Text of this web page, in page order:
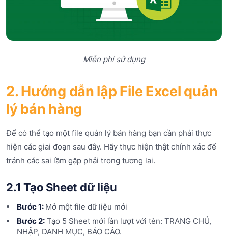
Miễn phí sử dụng
2. Hướng dẫn lập File Excel quản
lý bán hàng
Để có thể tạo một file quản lý bán hàng bạn cần phải thực
hiện các giai đoạn sau đây. Hãy thực hiện thật chính xác để
tránh các sai lầm gặp phải trong tương lai.
2.1 Tạo Sheet dữ liệu
Bước 1: Mở một file dữ liệu mới
Bước 2:Tạo 5 Sheet mới lần lượt với tên: TRANG CHỦ,
NHẬP, DANH MỤC, BÁO CÁO.